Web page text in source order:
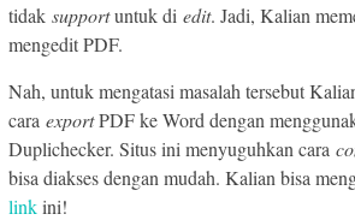
tidak supportuntuk di edit. Jadi, Kalian
mengedit PDF.
Nah, untuk mengatasi masalah tersebut
cara exportPDF ke Word dengan
Duplichecker. Situs ini menyuguhkan cara
bisa diakses dengan mudah. Kalian bisa
linkini!